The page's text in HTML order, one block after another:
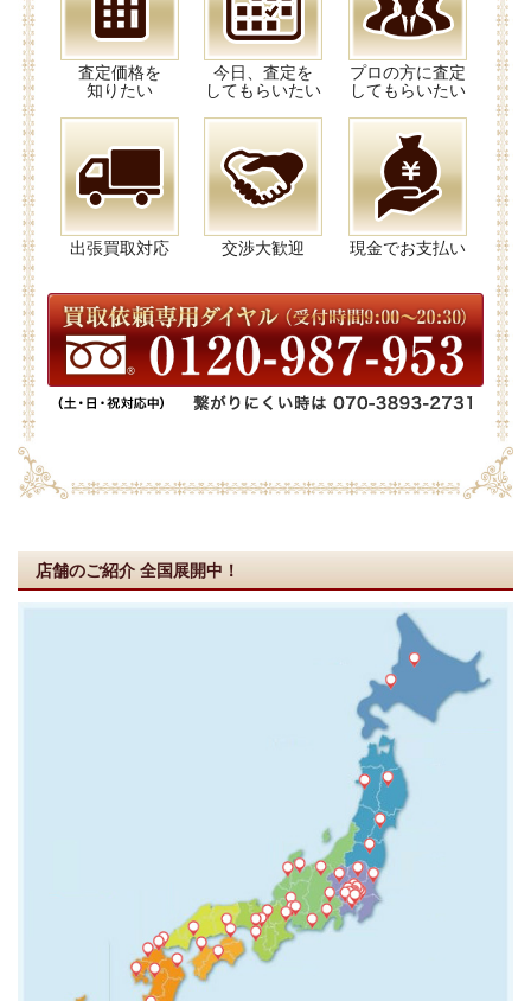
査定価格を
知りたい
今日、査定を
してもらいたい
プロの方に査定
してもらいたい
出張買取対応 交渉大歓迎 現金でお支払い
店舗のご紹介 全国展開中！